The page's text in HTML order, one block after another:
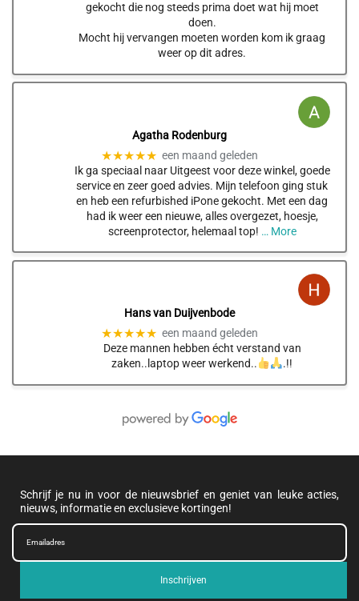
gekocht die nog steeds prima doet wat hij moet
doen.
Mocht hij vervangen moeten worden kom ik graag
weer op dit adres.
Agatha Rodenburg
★★★★★ een maand geleden
Ik ga speciaal naar Uitgeest voor deze winkel, goede
service en zeer goed advies. Mijn telefoon ging stuk
en heb een refurbished iPone gekocht. Met een dag
had ik weer een nieuwe, alles overgezet, hoesje,
screenprotector, helemaal top! … More
Hans van Duijvenbode
★★★★★ een maand geleden
Deze mannen hebben écht verstand van
zaken..laptop weer werkend..
.!!
Schrijf je nu in voor de nieuwsbrief en geniet van leuke acties,
nieuws, informatie en exclusieve kortingen!
Inschrijven